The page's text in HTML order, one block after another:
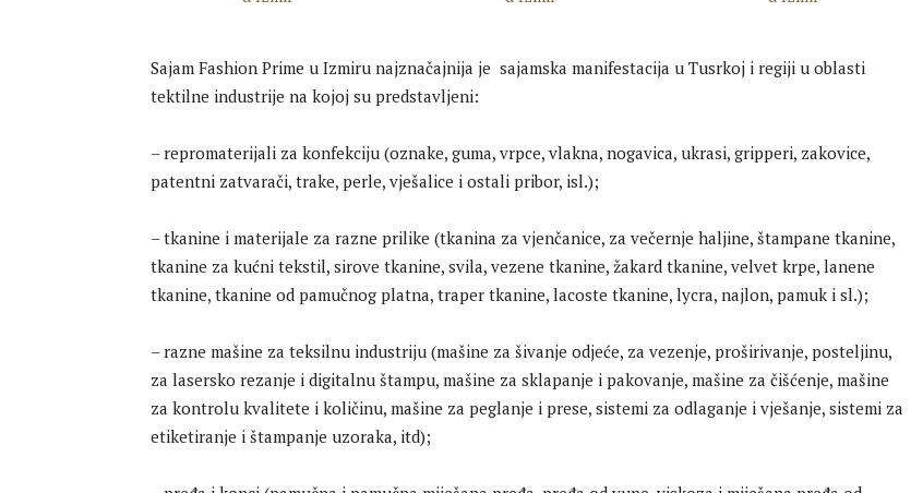
Sajam Fashion Prime u Izmiru najznačajnija je sajamska manifestacija u Tusrkoj i regiji u oblasti
tektilne industrije na kojoj su predstavljeni:
– repromaterijali za konfekciju (oznake, guma, vrpce, vlakna, nogavica, ukrasi, gripperi, zakovice,
patentni zatvarači, trake, perle, vješalice i ostali pribor, isl.);
– tkanine i materijale za razne prilike (tkanina za vjenčanice, za večernje haljine, štampane tkanine,
tkanine za kućni tekstil, sirove tkanine, svila, vezene tkanine, žakard tkanine, velvet krpe, lanene
tkanine, tkanine od pamučnog platna, traper tkanine, lacoste tkanine, lycra, najlon, pamuk i sl.);
– razne mašine za teksilnu industriju (mašine za šivanje odjeće, za vezenje, proširivanje, posteljinu,
za lasersko rezanje i digitalnu štampu, mašine za sklapanje i pakovanje, mašine za čišćenje, mašine
za kontrolu kvalitete i količinu, mašine za peglanje i prese, sistemi za odlaganje i vješanje, sistemi za
etiketiranje i štampanje uzoraka, itd);